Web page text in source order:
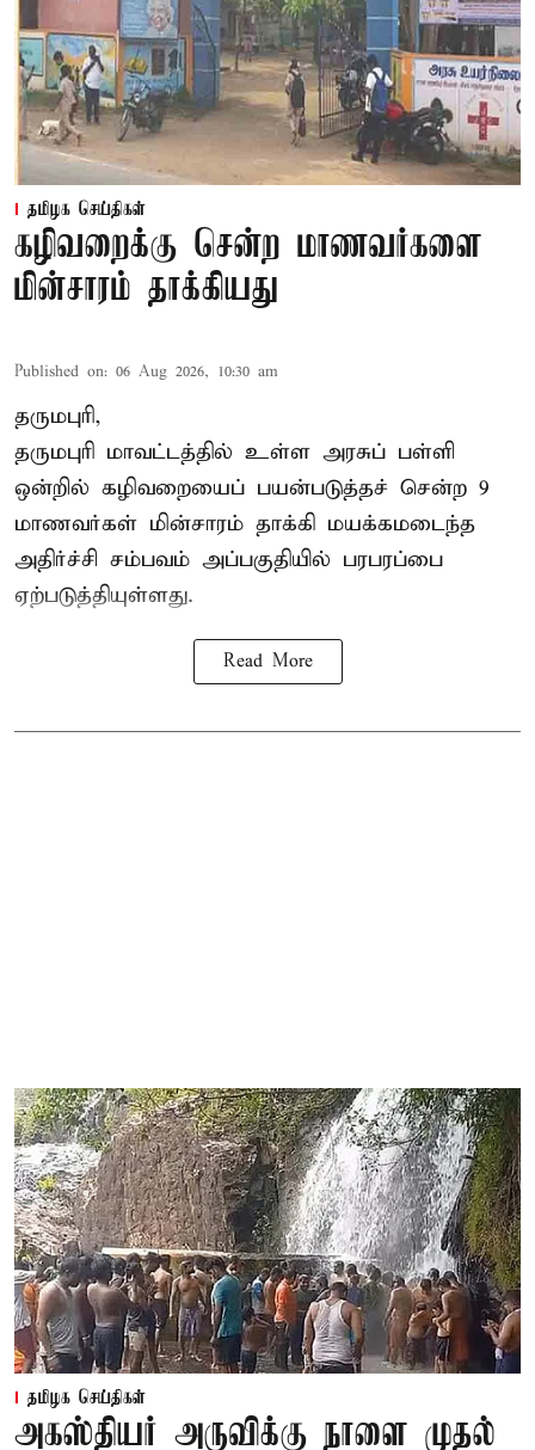
தமிழக செய்திகள்
கழிவறைக்கு சென்ற மாணவர்களை
மின்சாரம் தாக்கியது
Published on: 06 Aug 2026, 10:30 am
தருமபுரி,
தருமபுரி மாவட்டத்தில் உள்ள அரசுப் பள்ளி
ஒன்றில் கழிவறையைப் பயன்படுத்தச் சென்ற 9
மாணவர்கள் மின்சாரம் தாக்கி மயக்கமடைந்த
அதிர்ச்சி சம்பவம் அப்பகுதியில் பரபரப்பை
ஏற்படுத்தியுள்ளது.
Read More
தமிழக செய்திகள்
அகஸ்தியர் அருவிக்கு நாளை முதல்